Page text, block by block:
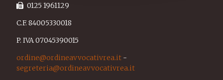
0125 1961129
C.F. 84005330018
P. IVA 07045390015
ordine@ordineavvocativrea.it -
segreteria@ordineavvocativrea.it